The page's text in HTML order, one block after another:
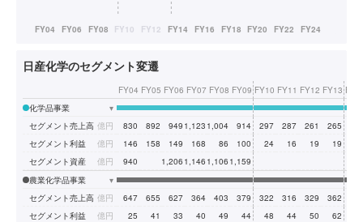
日産化学のセグメント変遷
FY04 FY05 FY06 FY07 FY08 FY09 FY10 FY11 FY12 FY13
化学品事業
▾
セグメント売上高 億円 830 892 949 1,123 1,004 914 297 287 261 265
セグメント利益
億円 146 158 149 168 86 100 24 16 19 19
セグメント資産
億円 940 1,206 1,146 1,106 1,159
農業化学品事業
▾
セグメント売上高 億円 647 655 627 364 403 379 322 316 329 362
セグメント利益
億円 25 41 33 40 49 44 48 44 50 62